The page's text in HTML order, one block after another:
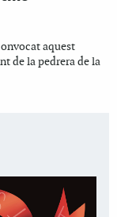
aquest
de la pedrera de la